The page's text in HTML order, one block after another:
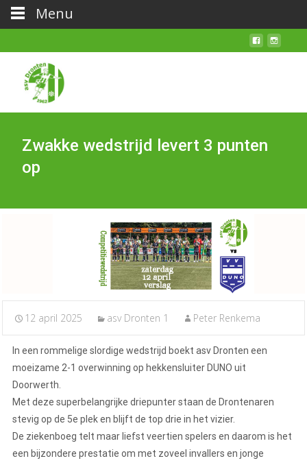
Zwakke wedstrijd levert 3 punten
op
12 april 2025 asv Dronten 1 Peter Renkema
In een rommelige slordige wedstrijd boekt asv Dronten een
moeizame 2-1 overwinning op hekkensluiter DUNO uit
Doorwerth.
Met deze superbelangrijke driepunter staan de Drontenaren
stevig op de 5e plek en blijft de top drie in het vizier.
De ziekenboeg telt maar liefst veertien spelers en daarom is het
een bijzondere prestatie om met zoveel invallers en jonge
Menu